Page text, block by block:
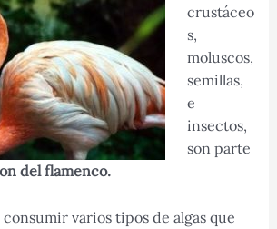
crustáceo
s,
moluscos,
semillas,
e
insectos,
son parte
del flamenco.
varios tipos de algas que